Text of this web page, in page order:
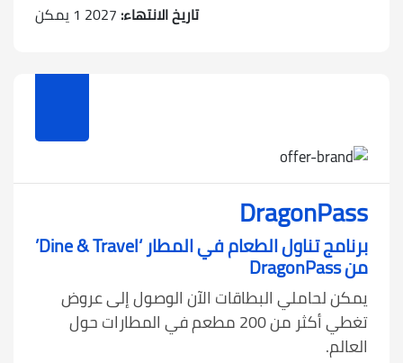
تاريخ الانتهاء: 2027 1 يمكن
DragonPass
برنامج تناول الطعام في المطار ‘Dine & Travel’
من DragonPass
يمكن لحاملي البطاقات الآن الوصول إلى عروض
تغطي أكثر من 200 مطعم في المطارات حول
العالم.